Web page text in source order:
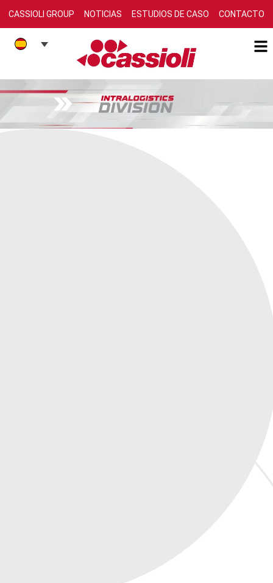
CASSIOLI GROUP NOTICIAS ESTUDIOS DE CASO CONTACTO